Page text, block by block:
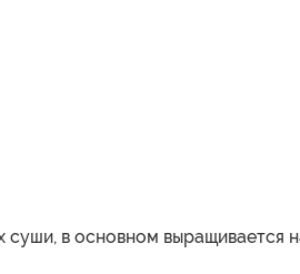
суши, в основном выращивается